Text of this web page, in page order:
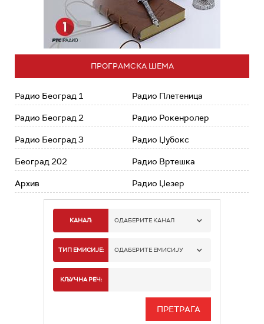
ПРОГРАМСКА ШЕМА
Радио Београд 1
Радио Београд 2
Радио Београд 3
Београд 202
Архив
Радио Плетеница
Радио Рокенролер
Радио Џубокс
Радио Вртешка
Радио Џезер
КАНАЛ: ОДАБЕРИТЕ КАНАЛ
РАДИО БЕОГРАД 1
РАДИО БЕОГРАД 3
ТИП ЕМИСИЈЕ: ОДАБЕРИТЕ ЕМИСИЈУ
КЉУЧНА РЕЧ: